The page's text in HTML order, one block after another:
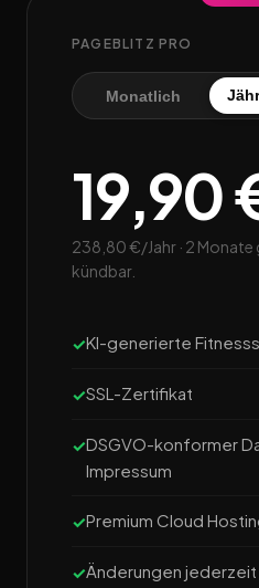
PAGEBLITZ PRO
Monatlich
19,90
238,80 €/Jahr · 2 Monate
kündbar.
KI-generierte
SSL-Zertifikat
DSGVO-konformer
Impressum
Premium Cloud
Änderungen